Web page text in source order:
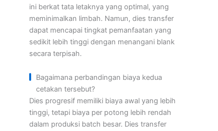
ini berkat tata letaknya yang optimal, yang
meminimalkan limbah. Namun, dies transfer
dapat mencapai tingkat pemanfaatan yang
sedikit lebih tinggi dengan menangani blank
secara terpisah.
Bagaimana perbandingan biaya kedua
cetakan tersebut?
Dies progresif memiliki biaya awal yang lebih
tinggi, tetapi biaya per potong lebih rendah
dalam produksi batch besar. Dies transfer